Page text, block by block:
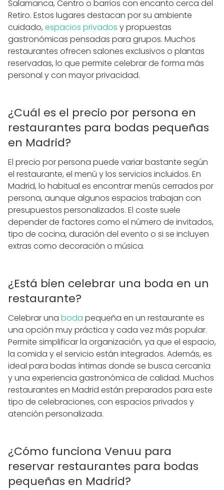
Salamanca, Centro o barrios con encanto cerca del
Retiro. Estos lugares destacan por su ambiente
cuidado, espacios privados y propuestas
gastronómicas pensadas para grupos. Muchos
restaurantes ofrecen salones exclusivos o plantas
reservadas, lo que permite celebrar de forma más
personal y con mayor privacidad.
¿Cuál es el precio por persona en
restaurantes para bodas pequeñas
en Madrid?
El precio por persona puede variar bastante según
el restaurante, el menú y los servicios incluidos. En
Madrid, lo habitual es encontrar menús cerrados por
persona, aunque algunos espacios trabajan con
presupuestos personalizados. El coste suele
depender de factores como el número de invitados,
tipo de cocina, duración del evento o si se incluyen
extras como decoración o música.
¿Está bien celebrar una boda en un
restaurante?
Celebrar una boda pequeña en un restaurante es
una opción muy práctica y cada vez más popular.
Permite simplificar la organización, ya que el espacio,
la comida y el servicio están integrados. Además, es
ideal para bodas íntimas donde se busca cercanía
y una experiencia gastronómica de calidad. Muchos
restaurantes en Madrid están preparados para este
tipo de celebraciones, con espacios privados y
atención personalizada.
¿Cómo funciona Venuu para
reservar restaurantes para bodas
pequeñas en Madrid?